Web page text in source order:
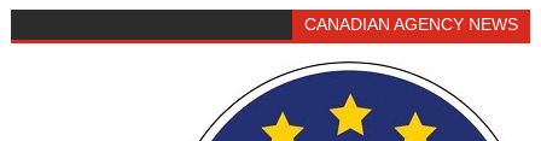
CANADIAN AGENCY NEWS